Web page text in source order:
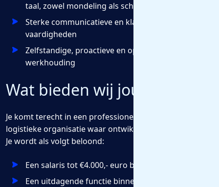
taal, zowel mondeling als schriftelijk
Sterke communicatieve en klantgerichte
vaardigheden
Zelfstandige, proactieve en oplossingsgerichte
werkhouding
Wat bieden wij jou?
Je komt terecht in een professionele en groeiende
logistieke organisatie waar ontwikkeling centraal staat.
Je wordt als volgt beloond:
Een salaris tot €4.000,- euro bruto per maand
Een uitdagende functie binnen de internationale